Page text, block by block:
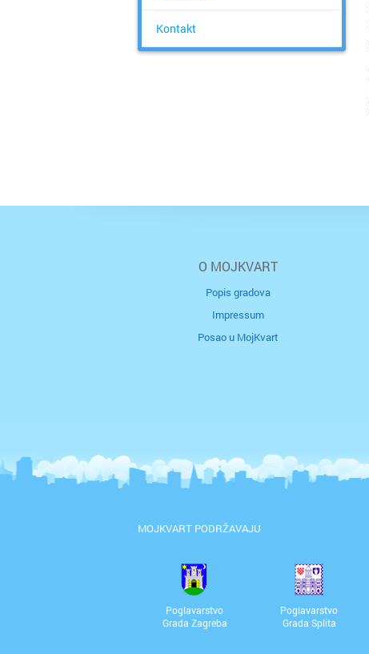
Kontakt
O MOJKVART
Popis gradova
Impressum
Posao u MojKvart
MOJKVART PODRŽAVAJU
Poglavarstvo
Grada Zagreba
Poglavarstvo
Grada Splita